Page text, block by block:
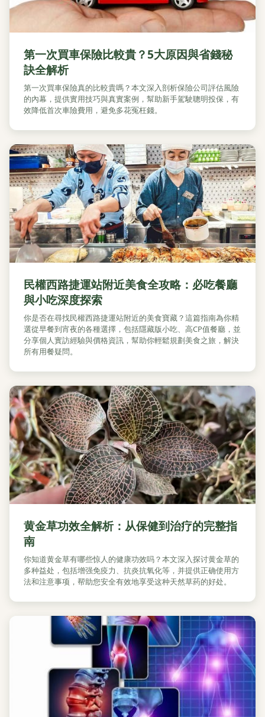
第一次買車保險比較貴？5大原因與省錢秘
訣全解析
第一次買車保險真的比較貴嗎？本文深入剖析保險公司評估風險
的內幕，提供實用技巧與真實案例，幫助新手駕駛聰明投保，有
效降低首次車險費用，避免多花冤枉錢。
民權西路捷運站附近美食全攻略：必吃餐廳
與小吃深度探索
你是否在尋找民權西路捷運站附近的美食寶藏？這篇指南為你精
選從早餐到宵夜的各種選擇，包括隱藏版小吃、高CP值餐廳，並
分享個人實訪經驗與價格資訊，幫助你輕鬆規劃美食之旅，解決
所有用餐疑問。
黄金草功效全解析：从保健到治疗的完整指
南
你知道黄金草有哪些惊人的健康功效吗？本文深入探讨黄金草的
多种益处，包括增强免疫力、抗炎抗氧化等，并提供正确使用方
法和注意事项，帮助您安全有效地享受这种天然草药的好处。